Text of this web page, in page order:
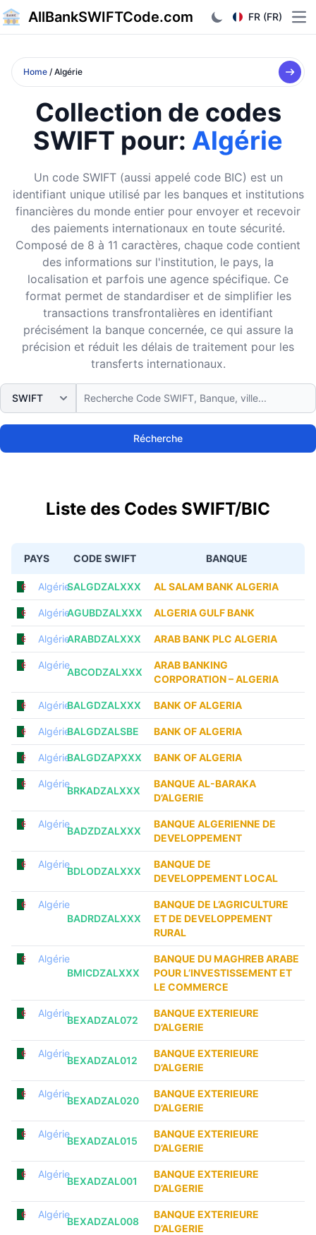
AllBankSWIFTCode.com FR (FR)
Home / Algérie
Collection de codes
SWIFT pour: Algérie
Un code SWIFT (aussi appelé code BIC) est un
identifiant unique utilisé par les banques et institutions
financières du monde entier pour envoyer et recevoir
des paiements internationaux en toute sécurité.
Composé de 8 à 11 caractères, chaque code contient
des informations sur l'institution, le pays, la
localisation et parfois une agence spécifique. Ce
format permet de standardiser et de simplifier les
transactions transfrontalières en identifiant
précisément la banque concernée, ce qui assure la
précision et réduit les délais de traitement pour les
transferts internationaux.
Récherche
Liste des Codes SWIFT/BIC
PAYS CODE SWIFT BANQUE
AlgérieSALGDZALXXX AL SALAM BANK ALGERIA
AlgérieAGUBDZALXXX ALGERIA GULF BANK
AlgérieARABDZALXXX ARAB BANK PLC ALGERIA
Algérie
ABCODZALXXX
ARAB BANKING
CORPORATION – ALGERIA
AlgérieBALGDZALXXX BANK OF ALGERIA
AlgérieBALGDZALSBE BANK OF ALGERIA
AlgérieBALGDZAPXXX BANK OF ALGERIA
Algérie
BRKADZALXXX
BANQUE AL-BARAKA
D’ALGERIE
Algérie
BADZDZALXXX
BANQUE ALGERIENNE DE
DEVELOPPEMENT
Algérie
BDLODZALXXX
BANQUE DE
DEVELOPPEMENT LOCAL
Algérie
BADRDZALXXX
BANQUE DE L’AGRICULTURE
ET DE DEVELOPPEMENT
RURAL
Algérie
BMICDZALXXX
BANQUE DU MAGHREB ARABE
POUR L’INVESTISSEMENT ET
LE COMMERCE
Algérie
BEXADZAL072
BANQUE EXTERIEURE
D’ALGERIE
Algérie
BEXADZAL012
BANQUE EXTERIEURE
D’ALGERIE
Algérie
BEXADZAL020
BANQUE EXTERIEURE
D’ALGERIE
Algérie
BEXADZAL015
BANQUE EXTERIEURE
D’ALGERIE
Algérie
BEXADZAL001
BANQUE EXTERIEURE
D’ALGERIE
Algérie
BEXADZAL008
BANQUE EXTERIEURE
D’ALGERIE